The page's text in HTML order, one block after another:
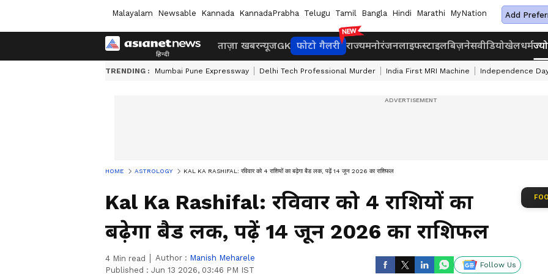
Malayalam Newsable Kannada KannadaPrabha Telugu Tamil Bangla Hindi Marathi MyNation Add
ताज़ा खबरन्यूजGK फोटो गैलरी राज्यमनोरंजनलाइफस्टाइलबिज़नेसवीडियोखेलधर्म
TRENDING : Mumbai Pune Expressway Delhi Tech Professional Murder India First MRI Machine Independence
HOME ASTROLOGY KAL KA RASHIFAL: रविवार को 4 राशियों का बढ़ेगा बैड लक, पढ़ें 14 जून 2026 का राशिफल
Kal Ka Rashifal: रविवार को 4 राशियों का
बढ़ेगा बैड लक, पढ़ें 14 जून 2026 का राशिफल
4 Min read Author : Manish Meharele
Published : Jun 13 2026, 03:46 PM IST
Follow Us